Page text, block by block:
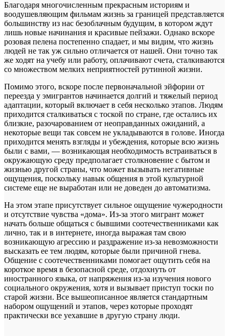
Благодаря многочисленным прекрасным историям и
воодушевляющим фильмам жизнь за границей представляется
большинству из нас безоблачным будущим, в котором ждут
лишь новые начинания и красивые пейзажи. Однако вскоре
розовая пелена постепенно спадает, и мы видим, что жизнь
людей не так уж сильно отличается от нашей. Они точно так
же ходят на учебу или работу, оплачивают счета, сталкиваются
со множеством мелких неприятностей рутинной жизни.
Помимо этого, вскоре после первоначальной эйфории от
переезда у эмигрантов начинается долгий и тяжелый период
адаптации, который включает в себя несколько этапов. Людям
приходится сталкиваться с тоской по стране, где остались их
близкие, разочарованием от неоправданных ожиданий, а
некоторые вещи так совсем не укладываются в голове. Иногда
приходится менять взгляды и убеждения, которые всю жизнь
были с вами, — возникающая необходимость встраиваться в
окружающую среду предполагает столкновение с бытом и
жизнью другой страны, что может вызывать негативные
ощущения, поскольку навык общения в этой культурной
системе еще не выработан или не доведен до автоматизма.
На этом этапе присутствует сильное ощущение чужеродности
и отсутствие чувства «дома». Из-за этого мигрант может
начать больше общаться с бывшими соотечественниками как
лично, так и в интернете, иногда выражая там свою
возникающую агрессию и раздражение из-за невозможности
высказать ее тем людям, которые были причиной гнева.
Общение с соотечественниками помогает ощутить себя на
короткое время в безопасной среде, отдохнуть от
иностранного языка, от напряжения из-за изучения нового
социального окружения, хотя и вызывает приступ тоски по
старой жизни. Все вышеописанное является стандартным
набором ощущений и этапов, через которые проходят
практически все уехавшие в другую страну люди.